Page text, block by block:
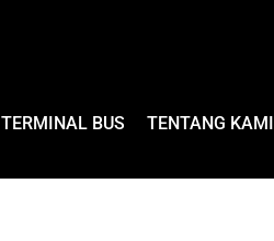
TERMINAL BUS TENTANG KAMI